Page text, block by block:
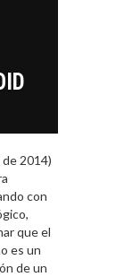
2014)
con
que el
es un
de un